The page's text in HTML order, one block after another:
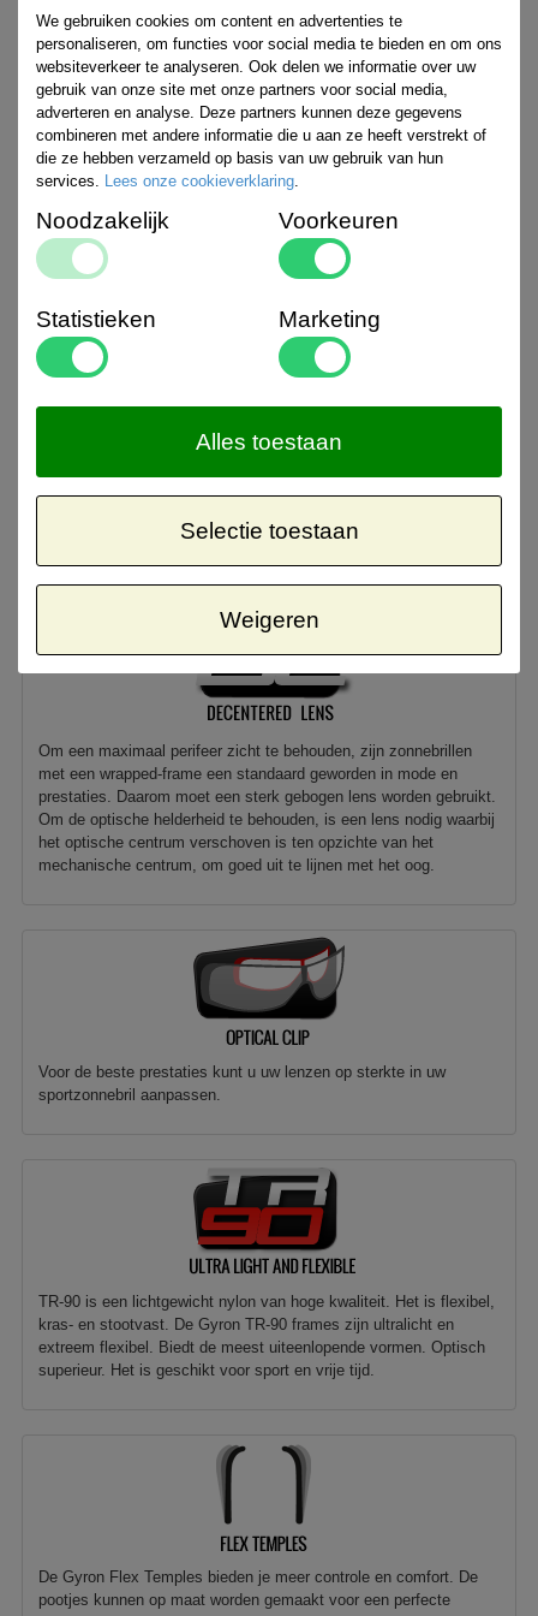
De meerlaagse coating van Gyron maakt gebruik van een
geavanceerde vacuümmachine door de sublimatie van de
verschillende brekingsindexmaterialen en pure optische technologie.
Deze lagen reflecteren de schadelijke lichtstralen en bieden perfecte
beschermende en visuele eigenschappen. Ideaal om te sporten.
Alle Gyron-zonnebrillen beschermen u tegen zowel UVA- als UVB-
licht. Dit omvat ook die met het label "100% UV-bescherming",
die alle lichtstralen met golflengten tot 400 nanometer blokkeert.
(Dit omvat alle UVA- en UVB-stralen.)
Om een maximaal perifeer zicht te behouden, zijn zonnebrillen
met een wrapped-frame een standaard geworden in mode en
prestaties. Daarom moet een sterk gebogen lens worden gebruikt.
Om de optische helderheid te behouden, is een lens nodig waarbij
het optische centrum verschoven is ten opzichte van het
mechanische centrum, om goed uit te lijnen met het oog.
Voor de beste prestaties kunt u uw lenzen op sterkte in uw
sportzonnebril aanpassen.
TR-90 is een lichtgewicht nylon van hoge kwaliteit. Het is flexibel,
kras- en stootvast. De Gyron TR-90 frames zijn ultralicht en
extreem flexibel. Biedt de meest uiteenlopende vormen. Optisch
superieur. Het is geschikt voor sport en vrije tijd.
De Gyron Flex Temples bieden je meer controle en comfort. De
pootjes kunnen op maat worden gemaakt voor een perfecte
We gebruiken cookies om content en advertenties te
personaliseren, om functies voor social media te bieden en om ons
websiteverkeer te analyseren. Ook delen we informatie over uw
gebruik van onze site met onze partners voor social media,
adverteren en analyse. Deze partners kunnen deze gegevens
combineren met andere informatie die u aan ze heeft verstrekt of
die ze hebben verzameld op basis van uw gebruik van hun
services. Lees onze cookieverklaring.
Noodzakelijk Voorkeuren
Statistieken Marketing
Weigeren
Selectie toestaan
Alles toestaan